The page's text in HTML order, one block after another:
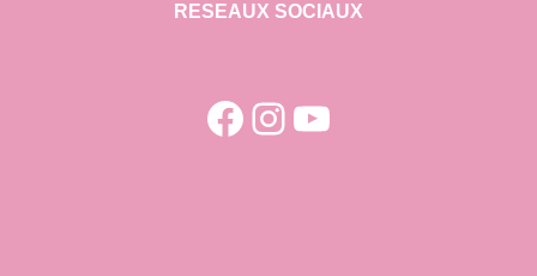
RESEAUX SOCIAUX
Facebook
Instagram
YouTube